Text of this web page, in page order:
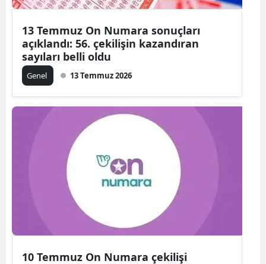
13 Temmuz On Numara sonuçları
açıklandı: 56. çekilişin kazandıran
sayıları belli oldu
Genel 13 Temmuz 2026
10 Temmuz On Numara çekilişi